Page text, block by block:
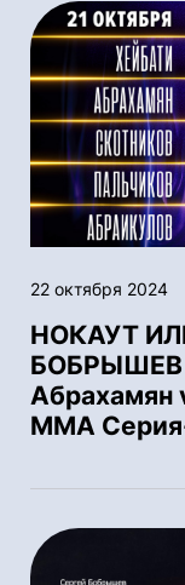
22 октября 2024
НОКАУТ
БОБРЫШЕВ
Абрахамян
ММА